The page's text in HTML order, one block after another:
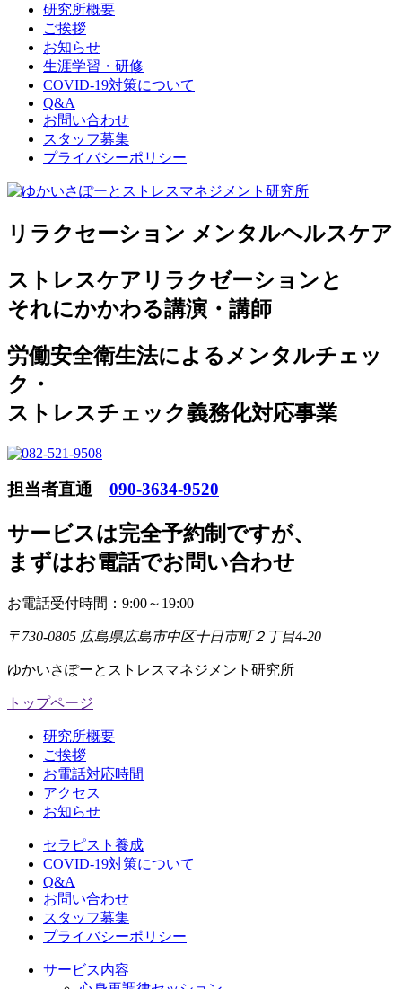
研究所概要
ご挨拶
お知らせ
生涯学習・研修
COVID-19対策について
Q&A
お問い合わせ
スタッフ募集
プライバシーポリシー
リラクセーション メンタルヘルスケア
ストレスケアリラクゼーションと
それにかかわる講演・講師
労働安全衛生法によるメンタルチェッ
ク・
ストレスチェック義務化対応事業
担当者直通 090-3634-9520
サービスは完全予約制ですが、
まずはお電話でお問い合わせ
お電話受付時間：9:00～19:00
〒730-0805 広島県広島市中区十日市町２丁目4-20
ゆかいさぽーとストレスマネジメント研究所
トップページ
研究所概要
ご挨拶
お電話対応時間
アクセス
お知らせ
セラピスト養成
COVID-19対策について
Q&A
お問い合わせ
スタッフ募集
プライバシーポリシー
サービス内容